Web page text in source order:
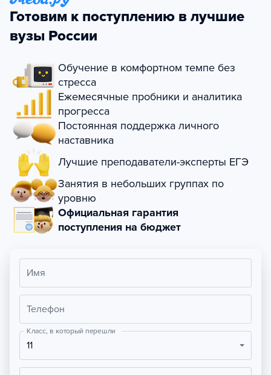
Готовим к поступлению в лучшие
вузы России
Обучение в комфортном темпе без
стресса
Ежемесячные пробники и аналитика
прогресса
Постоянная поддержка личного
наставника
Лучшие преподаватели-эксперты ЕГЭ
Занятия в небольших группах по
уровню
Официальная гарантия
поступления на бюджет
Имя
Телефон
Класс, в который перешли
11